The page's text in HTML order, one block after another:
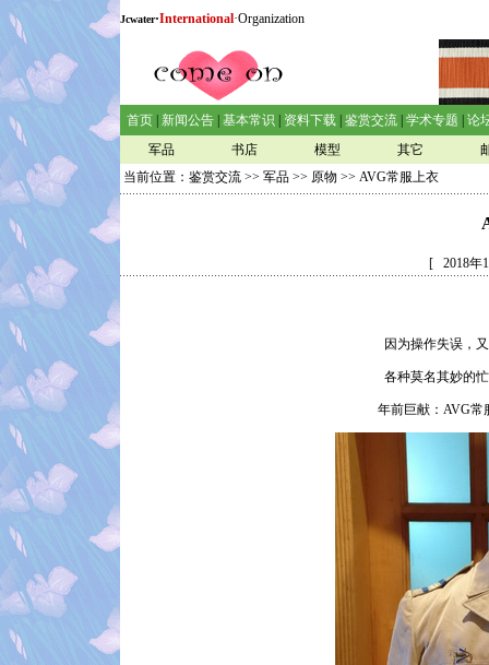
Jcwater·International·Organization
首页 新闻公告 基本常识 资料下载 鉴赏交流 学术专题
论
军品
书店 模型 其它
当前位置： 鉴赏交流 >> 军品 >> 原物 >> AVG常服上衣
[ 2018年
因为操作失误，
各种莫名其妙的
年前巨献：AVG常